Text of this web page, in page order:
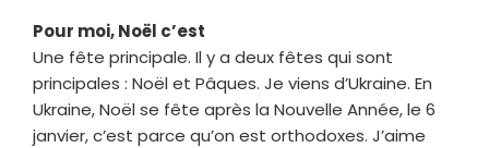
Pour moi, Noël c’est
Une fête principale. Il y a deux fêtes qui sont
principales : Noël et Pâques. Je viens d’Ukraine. En
Ukraine, Noël se fête après la Nouvelle Année, le 6
janvier, c’est parce qu’on est orthodoxes. J’aime